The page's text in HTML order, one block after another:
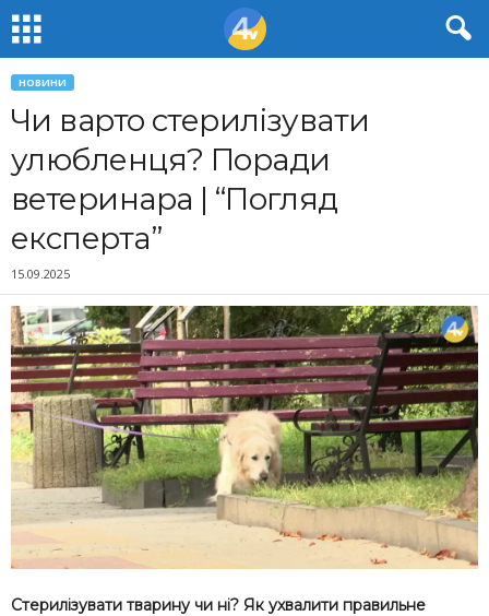
НОВИНИ
Чи варто стерилізувати
улюбленця? Поради
ветеринара | “Погляд
експерта”
15.09.2025
Стерилізувати тварину чи ні? Як ухвалити правильне